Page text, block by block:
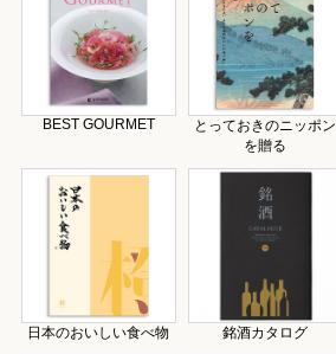
BEST GOURMET
とっておきのニッポン
を贈る
日本のおいしい食べ物 銘酒カタログ